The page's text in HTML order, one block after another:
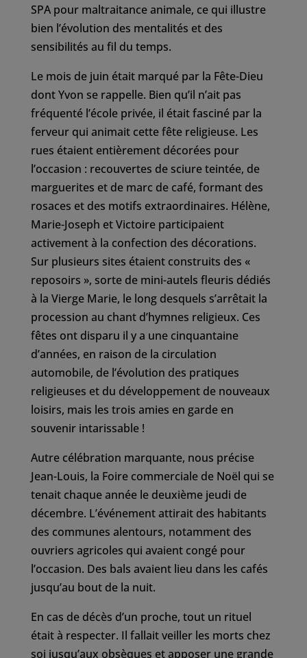
SPA pour maltraitance animale, ce qui illustre
bien l’évolution des mentalités et des
sensibilités au fil du temps.
Le mois de juin était marqué par la Fête-Dieu
dont Yvon se rappelle. Bien qu’il n’ait pas
fréquenté l’école privée, il était fasciné par la
ferveur qui animait cette fête religieuse. Les
rues étaient entièrement décorées pour
l’occasion : recouvertes de sciure teintée, de
marguerites et de marc de café, formant des
rosaces et des motifs extraordinaires. Hélène,
Marie-Joseph et Victoire participaient
activement à la confection des décorations.
Sur plusieurs sites étaient construits des «
reposoirs », sorte de mini-autels fleuris dédiés
à la Vierge Marie, le long desquels s’arrêtait la
procession au chant d’hymnes religieux. Ces
fêtes ont disparu il y a une cinquantaine
d’années, en raison de la circulation
automobile, de l’évolution des pratiques
religieuses et du développement de nouveaux
loisirs, mais les trois amies en garde en
souvenir intarissable !
Autre célébration marquante, nous précise
Jean-Louis, la Foire commerciale de Noël qui se
tenait chaque année le deuxième jeudi de
décembre. L’événement attirait des habitants
des communes alentours, notamment des
ouvriers agricoles qui avaient congé pour
l’occasion. Des bals avaient lieu dans les cafés
jusqu’au bout de la nuit.
En cas de décès d’un proche, tout un rituel
était à respecter. Il fallait veiller les morts chez
soi jusqu’aux obsèques et apposer une grande